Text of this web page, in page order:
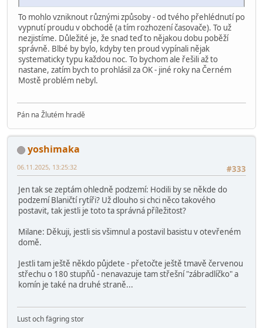
To mohlo vzniknout různými způsoby - od tvého přehlédnutí po
vypnutí proudu v obchodě (a tím rozhození časovače). To už
nezjistíme. Důležité je, že snad teď to nějakou dobu poběží
správně. Blbé by bylo, kdyby ten proud vypínali nějak
systematicky typu každou noc. To bychom ale řešili až to
nastane, zatím bych to prohlásil za OK - jiné roky na Černém
Mostě problém nebyl.
Pán na Žlutém hradě
yoshimaka
#333
06.11.2025, 13:25:32
Jen tak se zeptám ohledně podzemí: Hodili by se někde do
podzemí Blaničtí rytíři? Už dlouho si chci něco takového
postavit, tak jestli je toto ta správná příležitost?
Milane: Děkuji, jestli sis všimnul a postavil basistu v otevřeném
domě.
Jestli tam ještě někdo půjdete - přetočte ještě tmavě červenou
střechu o 180 stupňů - nenavazuje tam střešní "zábradlíčko" a
komín je také na druhé straně...
Lust och fägring stor